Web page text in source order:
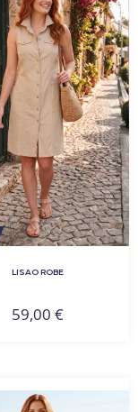
LISAO ROBE
59,00 €